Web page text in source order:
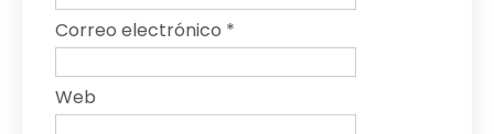
Correo electrónico *
Web